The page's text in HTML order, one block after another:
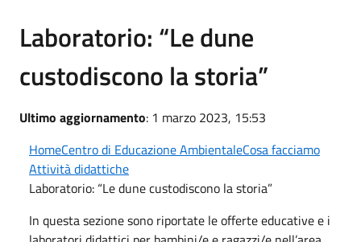
Laboratorio: “Le dune
custodiscono la storia”
Ultimo aggiornamento: 1 marzo 2023, 15:53
HomeCentro di Educazione AmbientaleCosa facciamo
Attività didattiche
Laboratorio: “Le dune custodiscono la storia”
In questa sezione sono riportate le offerte educative e i